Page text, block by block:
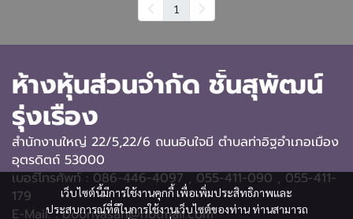
1
เว็บไซต์นี้มีการใช้งานคุกกี้ เพื่อเพิ่มประสิทธิภาพและ
ประสบการณ์ที่ดีในการใช้งานเว็บไซต์ของท่าน ท่านสามารถ
ห้างหุ้นส่วนจำกัด ชั้นสุพัฒน์
รุ่งเรือง
สำนักงานใหญ่ 22/5,22/6 ถนนอินใจมี ตำบลท่าอิฐอำเภอเมือง
อุตรดิตถ์ 53000
เบอร์โทรศัพท์ : 086-446-4097 , 055-411-090, 055-411-
179
E-Mail. : boonyasan@hotmail.com